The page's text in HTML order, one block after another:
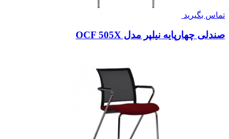
تماس بگیرید
صندلی چهارپایه نیلپر مدل OCF 505X